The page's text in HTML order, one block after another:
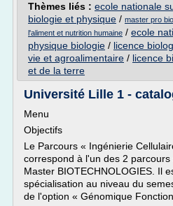
Thèmes liés : ecole nationale
biologie et physique / master pro
l'aliment et nutrition humaine / ecole
physique biologie / licence
vie et agroalimentaire / licence
et de la terre
Université Lille 1 -
Menu
Objectifs
Le Parcours « Ingénierie
correspond à l'un des 2
Master BIOTECHNOLOGIES. Il
spécialisation au niveau du
de l'option « Génomique